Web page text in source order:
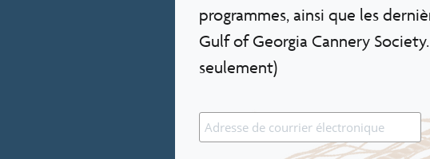
la côte ouest du Canada à travers des objets qui
Exposition en
Canada sur
programmes, ainsi que les
Gulf of Georgia Cannery Society.
seulement)